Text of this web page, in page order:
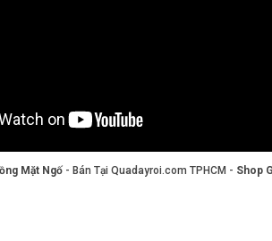
Mặt Ngố - Bán Tại Quadayroi.com TPHCM - Shop